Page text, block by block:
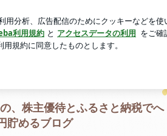
納税でへそくりを3000万円貯める
、株主優待とふるさと納税でへ
貯めるブログ